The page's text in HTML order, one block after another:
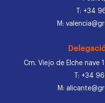
T: +34
M:
Cm. Viejo de Elche nave
T: +34
M: